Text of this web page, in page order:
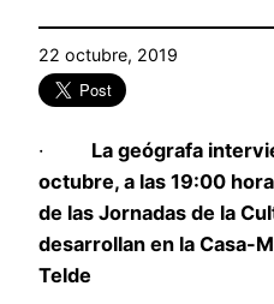
22 octubre, 2019
· La geógrafa
octubre, a las 19:00
de las Jornadas de la
desarrollan en la Casa-
Telde